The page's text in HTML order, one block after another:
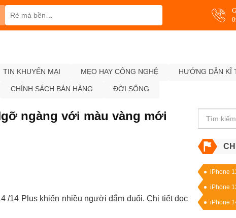
TIN KHUYẾN MẠI MẸO HAY CÔNG NGHỆ HƯỚNG DẪN KĨ
CHÍNH SÁCH BÁN HÀNG ĐỜI SỐNG
ngàng với màu vàng mới
/14 Plus khiến nhiều người đắm đuối. Chi tiết đọc
iPhone
iPhone
iPhone